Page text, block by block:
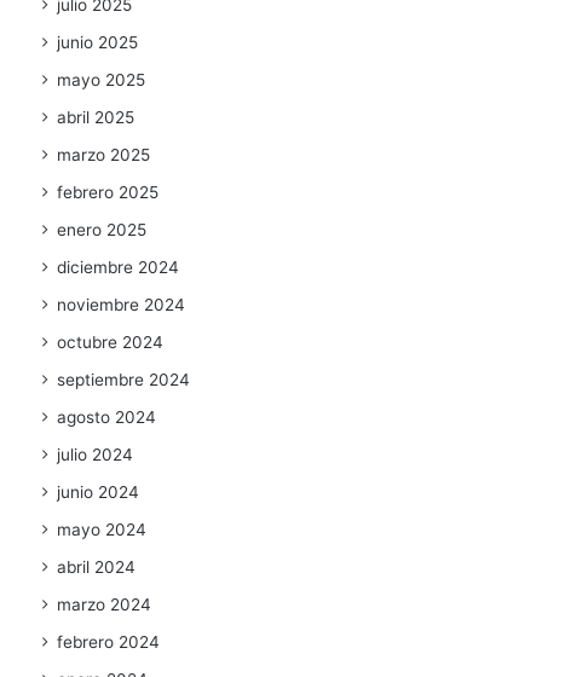
julio 2025
junio 2025
mayo 2025
abril 2025
marzo 2025
febrero 2025
enero 2025
diciembre 2024
noviembre 2024
octubre 2024
septiembre 2024
agosto 2024
julio 2024
junio 2024
mayo 2024
abril 2024
marzo 2024
febrero 2024